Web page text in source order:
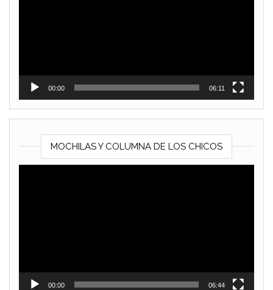
00:00 06:11
MOCHILAS Y COLUMNA DE LOS CHICOS
00:00 06:44